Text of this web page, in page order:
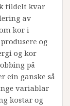
tildelt kvar
av
kor i
og
og kor
på
ein ganske så
variablar
kostar og